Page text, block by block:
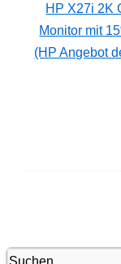
HP X27i 2K
Monitor mit
(HP Angebot